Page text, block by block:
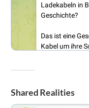
Shared Realities